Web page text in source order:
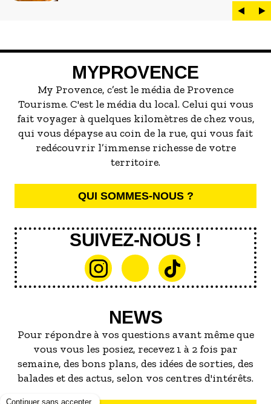
est LE plat marseillais par excellence. On
peut d'ailleurs vite être submergé·e par la
servir la meilleure...
MYPROVENCE
My Provence, c’est le média de Provence
Tourisme. C'est le média du local. Celui qui vous
fait voyager à quelques kilomètres de chez vous,
qui vous dépayse au coin de la rue, qui vous fait
redécouvrir l’immense richesse de votre
territoire.
QUI SOMMES-NOUS ?
SUIVEZ-NOUS !
NEWS
Pour répondre à vos questions avant même que
vous vous les posiez, recevez 1 à 2 fois par
semaine, des bons plans, des idées de sorties, des
balades et des actus, selon vos centres d'intérêts.